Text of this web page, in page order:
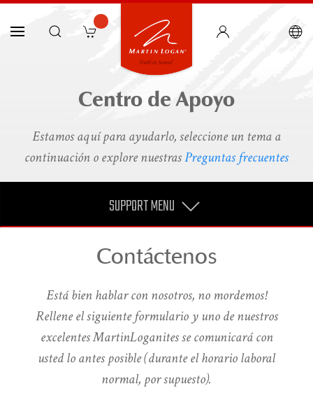
Centro de Apoyo
Estamos aquí para ayudarlo, seleccione un tema a
continuación o explore nuestrasPreguntas frecuentes
SUPPORT MENU
Contáctenos
Está bien hablar con nosotros, no mordemos!
Rellene el siguiente formulario y uno de nuestros
excelentes MartinLoganites se comunicará con
usted lo antes posible (durante el horario laboral
normal, por supuesto).